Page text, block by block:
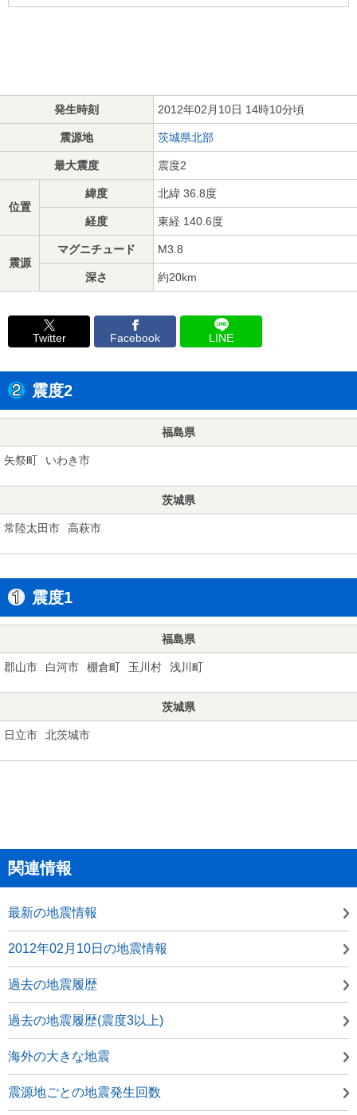
発生時刻 2012年02月10日 14時10分頃
震源地 茨城県北部
最大震度 震度2
位置
緯度 北緯 36.8度
経度 東経 140.6度
震源
マグニチュード M3.8
深さ 約20km
Twitter Facebook LINE
震度2
福島県
矢祭町 いわき市
茨城県
常陸太田市 高萩市
震度1
福島県
郡山市 白河市 棚倉町 玉川村 浅川町
茨城県
日立市 北茨城市
関連情報
最新の地震情報
2012年02月10日の地震情報
過去の地震履歴
過去の地震履歴(震度3以上)
海外の大きな地震
震源地ごとの地震発生回数